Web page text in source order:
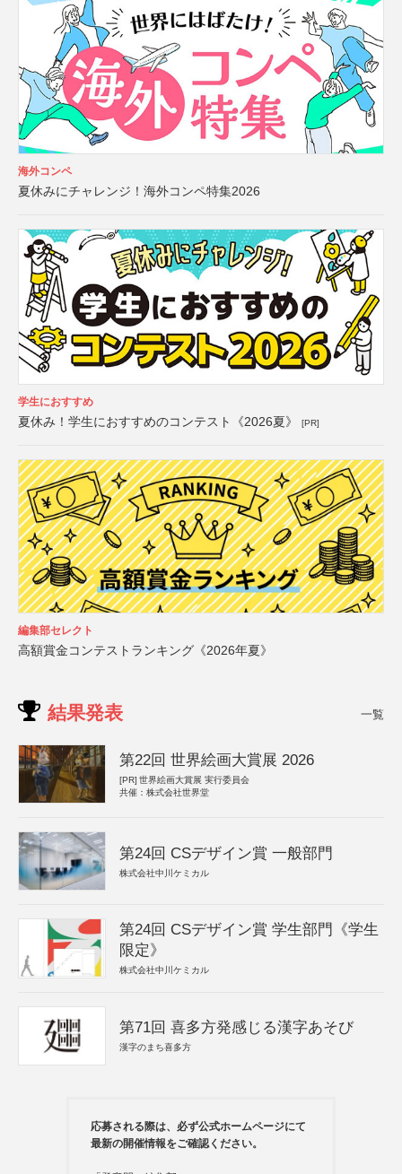
海外コンペ
夏休みにチャレンジ！海外コンペ特集2026
学生におすすめ
夏休み！学生におすすめのコンテスト《2026夏》 [PR]
編集部セレクト
高額賞金コンテストランキング《2026年夏》
結果発表 一覧
第22回 世界絵画大賞展 2026
[PR] 世界絵画大賞展 実行委員会
共催：株式会社世界堂
第24回 CSデザイン賞 一般部門
株式会社中川ケミカル
第24回 CSデザイン賞 学生部門《学生
限定》
株式会社中川ケミカル
第71回 喜多方発感じる漢字あそび
漢字のまち喜多方
応募される際は、必ず公式ホームページにて
最新の開催情報をご確認ください。